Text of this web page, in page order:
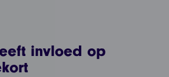
invloed op